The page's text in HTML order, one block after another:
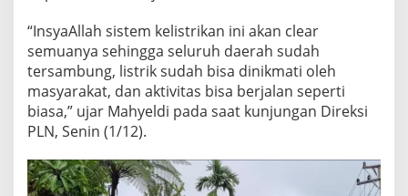
“InsyaAllah sistem kelistrikan ini akan clear
semuanya sehingga seluruh daerah sudah
tersambung, listrik sudah bisa dinikmati oleh
masyarakat, dan aktivitas bisa berjalan seperti
biasa,” ujar Mahyeldi pada saat kunjungan Direksi
PLN, Senin (1/12).